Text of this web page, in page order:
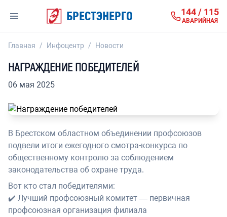
БРЕСТЭНЕРГО 144 / 115
АВАРИЙНАЯ
Главная / Инфоцентр / Новости
НАГРАЖДЕНИЕ ПОБЕДИТЕЛЕЙ
06 мая 2025
В Брестском областном объединении профсоюзов
подвели итоги ежегодного смотра-конкурса по
общественному контролю за соблюдением
законодательства об охране труда.
Вот кто стал победителями:
✔️ Лучший профсоюзный комитет — первичная
профсоюзная организация филиала